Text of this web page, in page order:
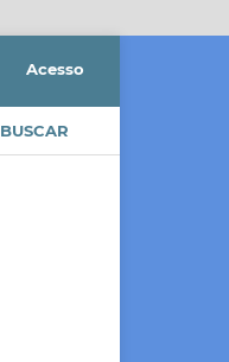
BUSCAR
Acesso